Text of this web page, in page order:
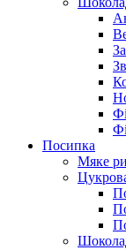
Посипка
Мяке